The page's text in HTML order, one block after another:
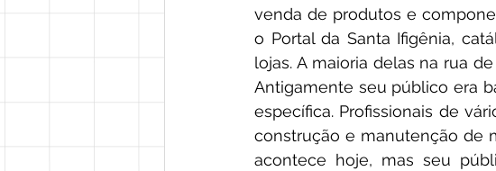
venda de produtos e
o Portal da Santa Ifigênia,
lojas. A maioria delas na rua
Antigamente seu público era
específica. Profissionais de
construção e manutenção de
acontece hoje, mas seu